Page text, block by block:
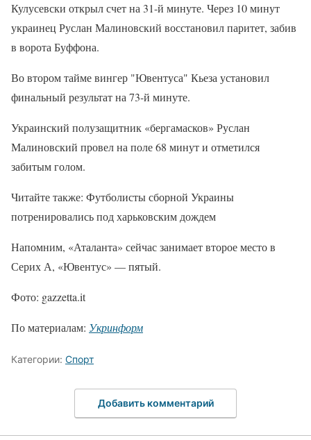
Кулусевски открыл счет на 31-й минуте. Через 10 минут
украинец Руслан Малиновский восстановил паритет, забив
в ворота Буффона.
Во втором тайме вингер "Ювентуса" Кьеза установил
финальный результат на 73-й минуте.
Украинский полузащитник «бергамасков» Руслан
Малиновский провел на поле 68 минут и отметился
забитым голом.
Читайте также: Футболисты сборной Украины
потренировались под харьковским дождем
Напомним, «Аталанта» сейчас занимает второе место в
Серих А, «Ювентус» — пятый.
Фото: gazzetta.it
По материалам: Укринформ
Категории: Спорт
Добавить комментарий